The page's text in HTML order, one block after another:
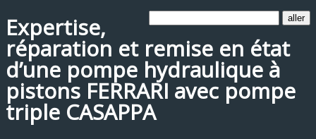
Expertise,
réparation et remise en état
d’une pompe hydraulique à
pistons FERRARI avec pompe
triple CASAPPA